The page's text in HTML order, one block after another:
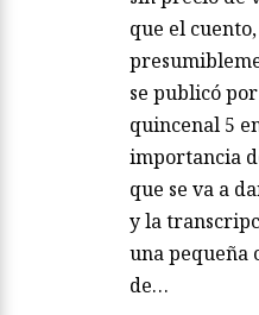
que el
se publicó
quincenal 5
importancia
que se va a
y la
una pequeña
de…